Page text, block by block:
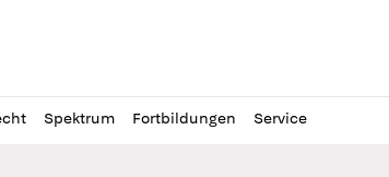
Spektrum Fortbildungen Service